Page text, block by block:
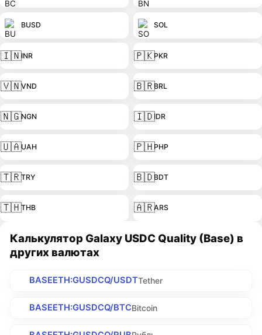
BUSD SOL
🇮🇳INR 🇵🇰PKR
🇻🇳VND 🇧🇷BRL
🇳🇬NGN 🇮🇩IDR
🇺🇦UAH 🇵🇭PHP
🇹🇷TRY 🇧🇩BDT
🇹🇭THB 🇦🇷ARS
Калькулятор Galaxy USDC Quality (Base) в
других валютах
BASEETH:GUSDCQ/USDTTether
BASEETH:GUSDCQ/BTCBitcoin